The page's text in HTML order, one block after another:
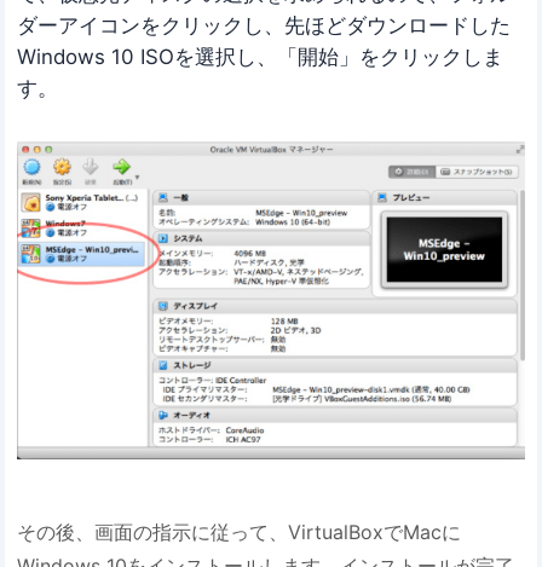
ダーアイコンをクリックし、先ほどダウンロードした
Windows 10 ISOを選択し、「開始」をクリックしま
す。
その後、画面の指示に従って、VirtualBoxでMacに